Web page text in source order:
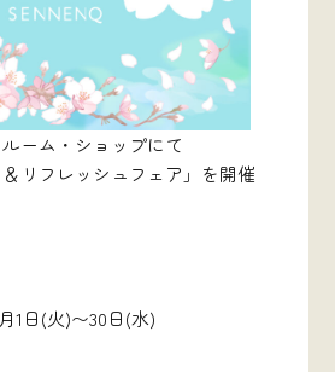
ーム・ショップにて
＆リフレッシュフェア」を開催
1日(火)〜30日(水)